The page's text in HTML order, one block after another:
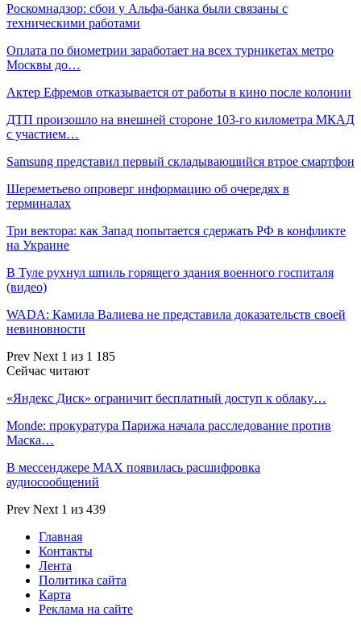
Роскомнадзор: сбои у Альфа-банка были связаны с
техническими работами
Оплата по биометрии заработает на всех турникетах метро
Москвы до…
Актер Ефремов отказывается от работы в кино после колонии
ДТП произошло на внешней стороне 103-го километра МКАД
с участием…
Samsung представил первый складывающийся втрое смартфон
Шереметьево опроверг информацию об очередях в
терминалах
Три вектора: как Запад попытается сдержать РФ в конфликте
на Украине
В Туле рухнул шпиль горящего здания военного госпиталя
(видео)
WADA: Камила Валиева не представила доказательств своей
невиновности
Prev Next 1 из 1 185
Сейчас читают
«Яндекс Диск» ограничит бесплатный доступ к облаку…
Monde: прокуратура Парижа начала расследование против
Маска…
В мессенджере MAX появилась расшифровка
аудиосообщений
Prev Next 1 из 439
Главная
Контакты
Лента
Политика сайта
Карта
Реклама на сайте